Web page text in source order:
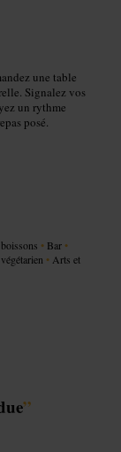
une table
Signalez vos
un rythme
posé.
• Bar •
• Arts et
”